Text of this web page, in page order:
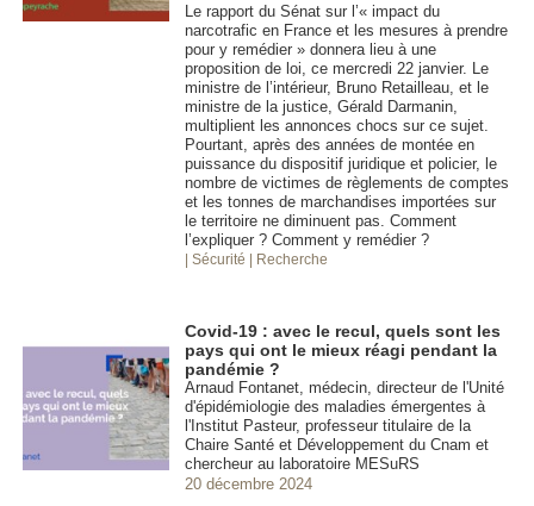
Le rapport du Sénat sur l’« impact du
narcotrafic en France et les mesures à prendre
pour y remédier » donnera lieu à une
proposition de loi, ce mercredi 22 janvier. Le
ministre de l’intérieur, Bruno Retailleau, et le
ministre de la justice, Gérald Darmanin,
multiplient les annonces chocs sur ce sujet.
Pourtant, après des années de montée en
puissance du dispositif juridique et policier, le
nombre de victimes de règlements de comptes
et les tonnes de marchandises importées sur
le territoire ne diminuent pas. Comment
l’expliquer ? Comment y remédier ?
| Sécurité | Recherche
Covid-19 : avec le recul, quels sont les
pays qui ont le mieux réagi pendant la
pandémie ?
Arnaud Fontanet, médecin, directeur de l'Unité
d'épidémiologie des maladies émergentes à
l'Institut Pasteur, professeur titulaire de la
Chaire Santé et Développement du Cnam et
chercheur au laboratoire MESuRS
20 décembre 2024